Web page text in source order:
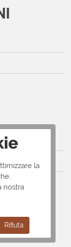
la
nostra
Rifiuta